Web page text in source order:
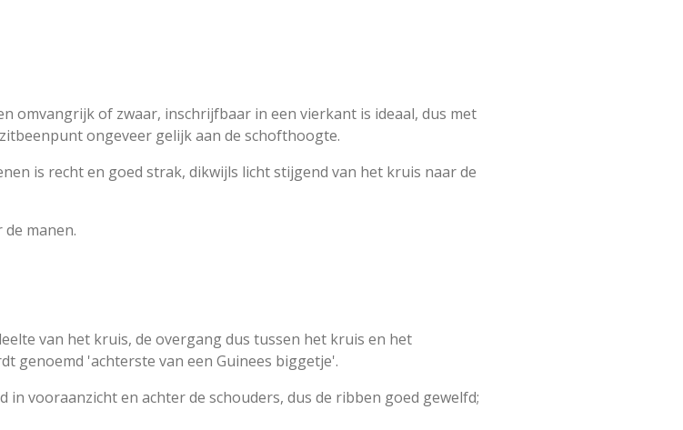
omvangrijk of zwaar, inschrijfbaar in een vierkant is ideaal, dus met
ongeveer gelijk aan de schofthoogte.
is recht en goed strak, dikwijls licht stijgend van het kruis naar de
manen.
van het kruis, de overgang dus tussen het kruis en het
genoemd 'achterste van een Guinees biggetje'.
vooraanzicht en achter de schouders, dus de ribben goed gewelfd;